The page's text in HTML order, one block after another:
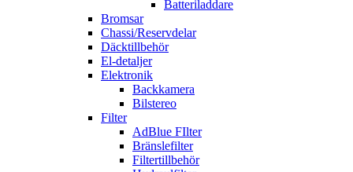
Batteriladdare
Bromsar
Chassi/Reservdelar
Däcktillbehör
El-detaljer
Elektronik
Backkamera
Bilstereo
Filter
AdBlue FIlter
Bränslefilter
Filtertillbehör